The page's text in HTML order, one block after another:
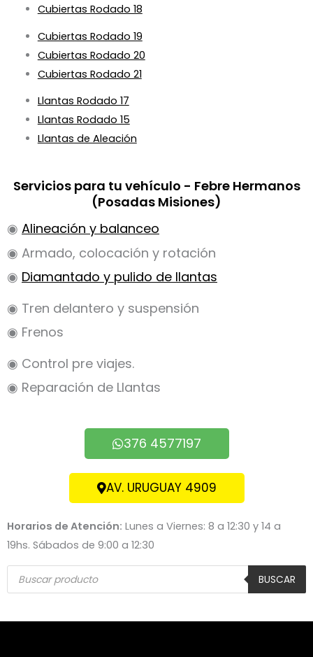
Cubiertas Rodado 18
Cubiertas Rodado 19
Cubiertas Rodado 20
Cubiertas Rodado 21
Llantas Rodado 17
Llantas Rodado 15
Llantas de Aleación
Servicios para tu vehículo - Febre Hermanos
(Posadas Misiones)
◉ Alineación y balanceo
◉ Armado, colocación y rotación
◉ Diamantado y pulido de llantas
◉ Tren delantero y suspensión
◉ Frenos
◉ Control pre viajes.
◉ Reparación de Llantas
376 4577197
AV. URUGUAY 4909
Horarios de Atención: Lunes a Viernes: 8 a 12:30 y 14 a
19hs. Sábados de 9:00 a 12:30
Búsqueda
de
productos
BUSCAR